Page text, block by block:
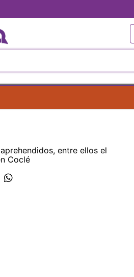
entre ellos el
Coclé